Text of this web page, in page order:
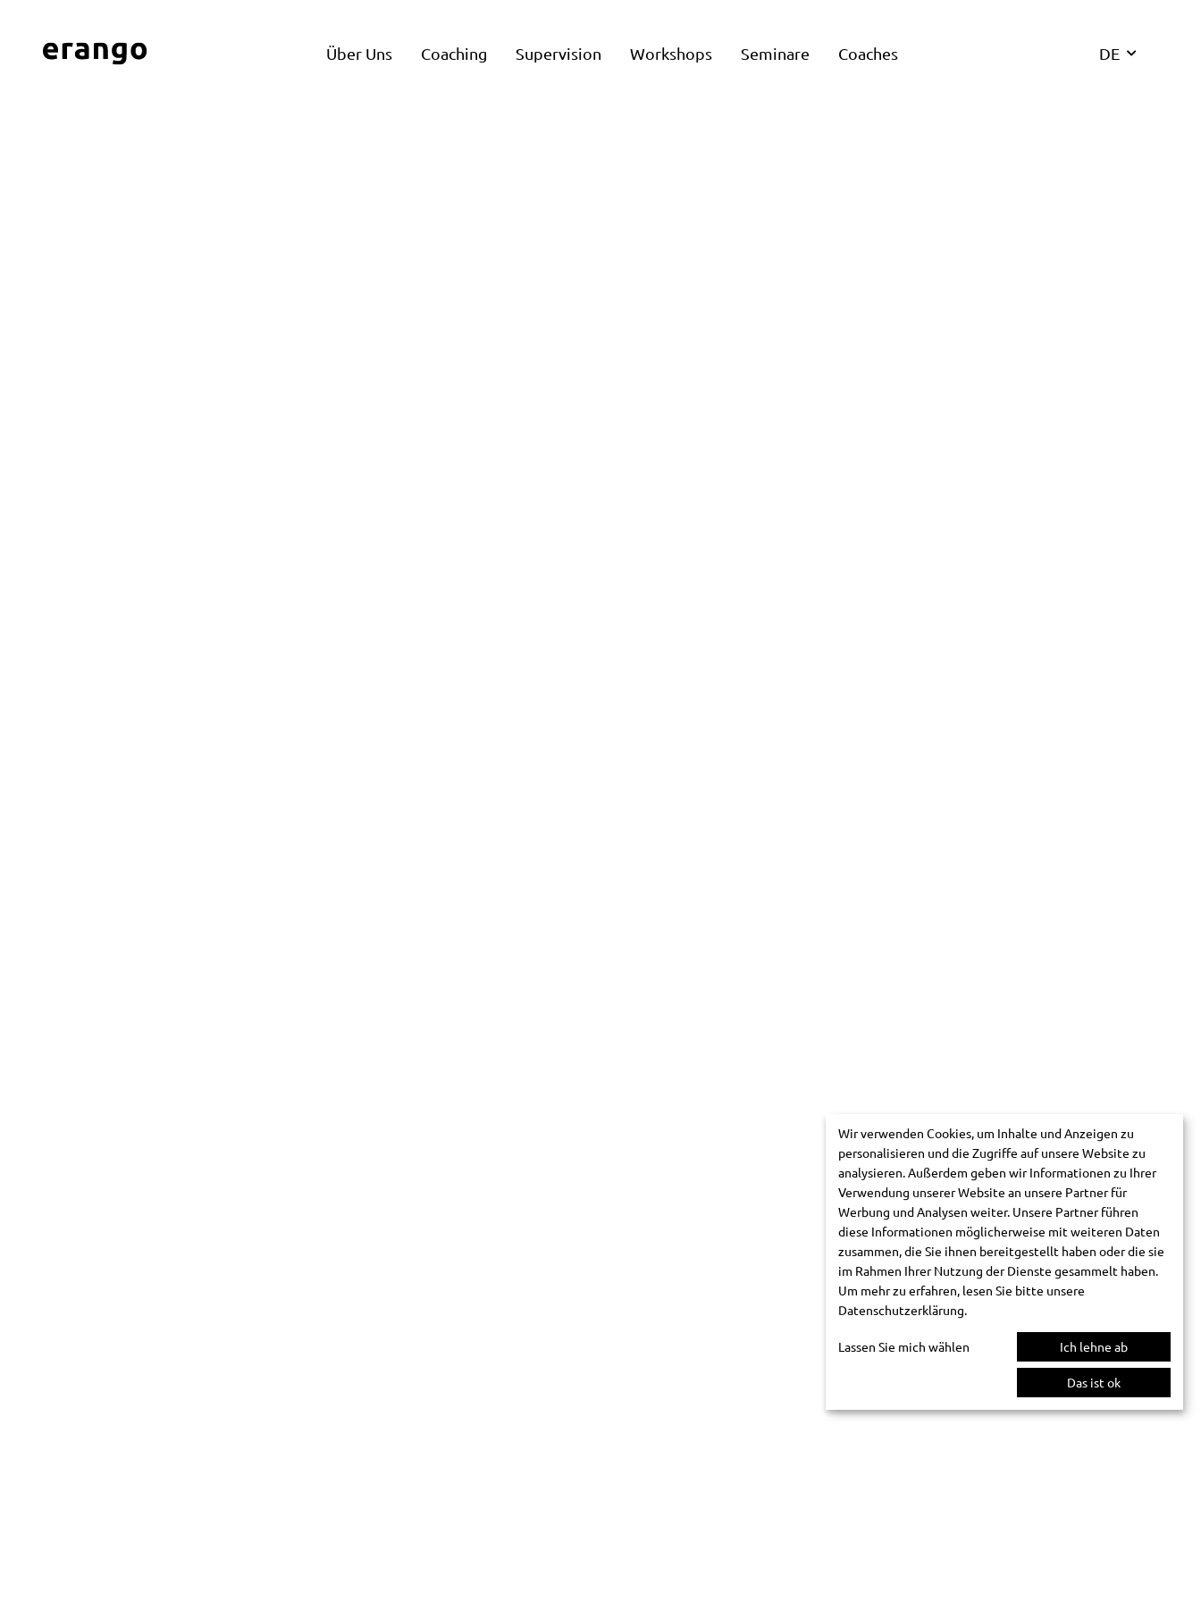
Über Uns Coaching Supervision Workshops Seminare Coaches DE
Wir verwenden Cookies, um Inhalte und Anzeigen zu
personalisieren und die Zugriffe auf unsere Website zu
analysieren. Außerdem geben wir Informationen zu Ihrer
Verwendung unserer Website an unsere Partner für
Werbung und Analysen weiter. Unsere Partner führen
diese Informationen möglicherweise mit weiteren Daten
zusammen, die Sie ihnen bereitgestellt haben oder die sie
im Rahmen Ihrer Nutzung der Dienste gesammelt haben.
Um mehr zu erfahren, lesen Sie bitte unsere
Datenschutzerklärung.
Lassen Sie mich wählen Ich lehne ab
Das ist ok